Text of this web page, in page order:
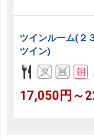
ツインルーム(２
ツイン)
17,050円～